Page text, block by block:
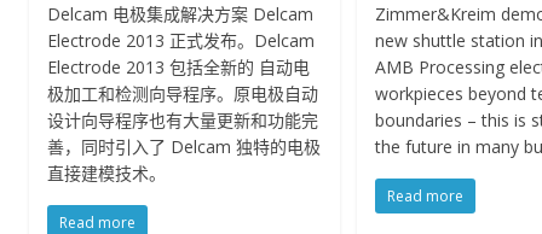
Delcam 电极集成解决方案 Delcam
Electrode 2013 正式发布。Delcam
Electrode 2013 包括全新的 自动电
极加工和检测向导程序。原电极自动
设计向导程序也有大量更新和功能完
善，同时引入了 Delcam 独特的电极
直接建模技术。
Read more
Zimmer&Kreim
new shuttle station
AMB Processing
workpieces beyond
boundaries – this is
the future in many
Read more